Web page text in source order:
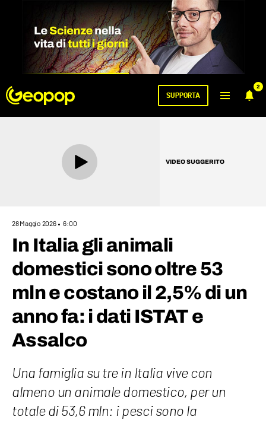
2
SUPPORTA
VIDEO SUGGERITO
28 Maggio 2026 6:00
In Italia gli animali
domestici sono oltre 53
mln e costano il 2,5% di un
anno fa: i dati ISTAT e
Assalco
Una famiglia su tre in Italia vive con
almeno un animale domestico, per un
totale di 53,6 mln: i pesci sono la